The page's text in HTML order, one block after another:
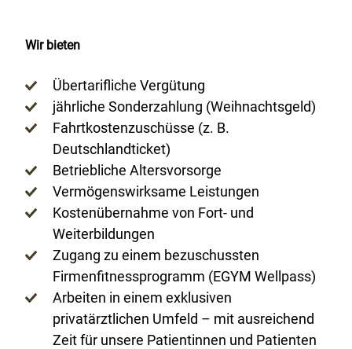
Wir bieten
Übertarifliche Vergütung
jährliche Sonderzahlung (Weihnachtsgeld)
Fahrtkostenzuschüsse (z. B.
Deutschlandticket)
Betriebliche Altersvorsorge
Vermögenswirksame Leistungen
Kostenübernahme von Fort- und
Weiterbildungen
Zugang zu einem bezuschussten
Firmenfitnessprogramm (EGYM Wellpass)
Arbeiten in einem exklusiven
privatärztlichen Umfeld – mit ausreichend
Zeit für unsere Patientinnen und Patienten